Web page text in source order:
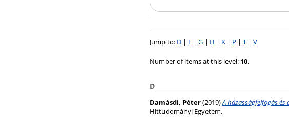
Jump to: D | F | G | H | K | P | T | V
Number of items at this level: 10.
D
Damásdi, Péter(2019)A házasságfelfogás
Hittudományi Egyetem.